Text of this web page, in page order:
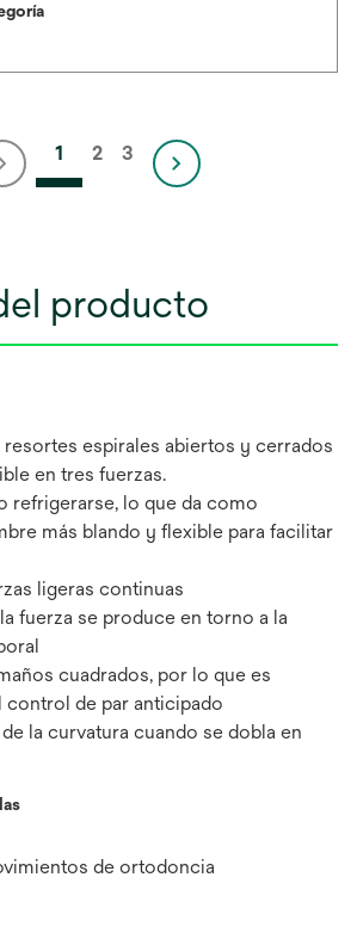
1 2 3
producto
espirales abiertos y cerrados
en tres fuerzas.
refrigerarse, lo que da como
más blando y flexible para facilitar
ligeras continuas
fuerza se produce en torno a la
cuadrados, por lo que es
control de par anticipado
la curvatura cuando se dobla en
de ortodoncia